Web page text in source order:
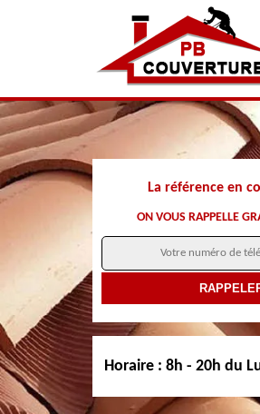
La référence en
ON VOUS RAPPELLE
Horaire : 8h - 20h du